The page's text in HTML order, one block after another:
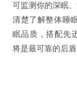
可监测你的深眠
清楚了解整体睡
眠品质，搭配先
将是最可靠的后盾